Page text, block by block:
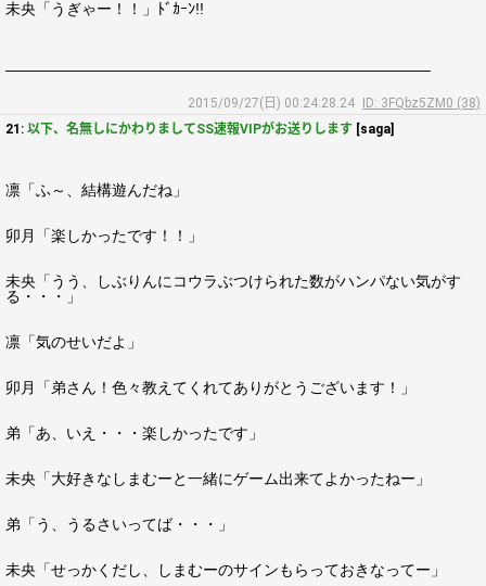
未央「うぎゃー！！」ﾄﾞｶｰﾝ!!
――――――――――――――――――――――――――――
2015/09/27(日) 00:24:28.24
ID: 3FQbz5ZM0 (38)
21: 以下、名無しにかわりましてSS速報VIPがお送りします [saga]
凛「ふ～、結構遊んだね」
卯月「楽しかったです！！」
未央「うう、しぶりんにコウラぶつけられた数がハンパない気がす
る・・・」
凛「気のせいだよ」
卯月「弟さん！色々教えてくれてありがとうございます！」
弟「あ、いえ・・・楽しかったです」
未央「大好きなしまむーと一緒にゲーム出来てよかったねー」
弟「う、うるさいってば・・・」
未央「せっかくだし、しまむーのサインもらっておきなってー」